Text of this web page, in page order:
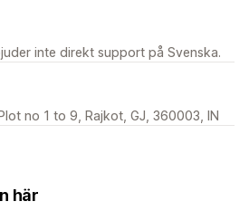
inte direkt support på Svenska.
no 1 to 9, Rajkot, GJ, 360003, IN
här